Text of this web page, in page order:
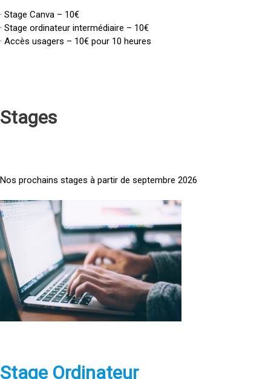
· Stage Canva – 10€
· Stage ordinateur intermédiaire – 10€
· Accès usagers – 10€ pour 10 heures
Stages
Nos prochains stages à partir de septembre 2026
<
a
h
e
f
pStage Ordinateur